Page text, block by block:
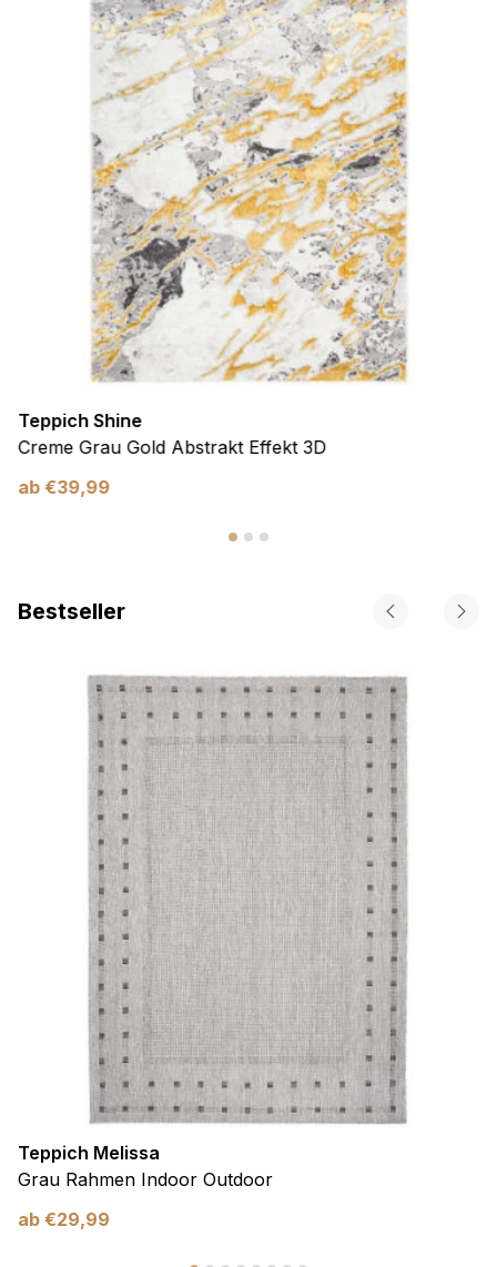
Teppich Shine
Creme Grau Gold Abstrakt Effekt 3D
ab €39,99
Bestseller
Teppich Melissa
Grau Rahmen Indoor Outdoor
ab €29,99